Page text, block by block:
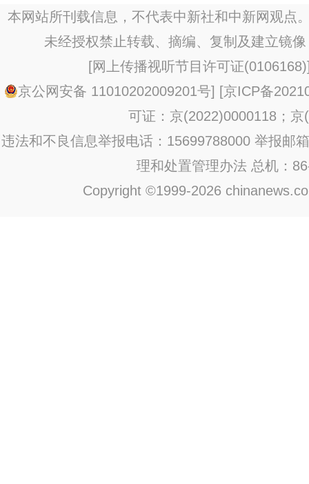
本网站所刊载信息，不代表中新社和中新网观点
未经授权禁止转载、摘编、复制及建立镜
[网上传播视听节目许可证(0106168)
京公网安备 11010202009201号] [京ICP备
可证：京(2022)0000118；京
违法和不良信息举报电话：15699788000 举报邮
理和处置管理办法 总机：
Copyright ©1999-2026